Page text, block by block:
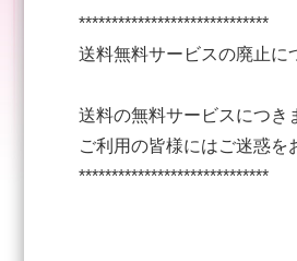
*****************************
送料無料サービスの廃止に
送料の無料サービスにつき
ご利用の皆様にはご迷惑を
*****************************